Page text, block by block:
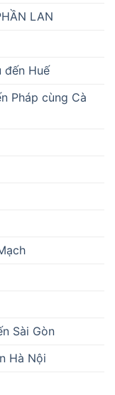
LAN
đến Huế
Pháp cùng Cà
Sài Gòn
Hà Nội